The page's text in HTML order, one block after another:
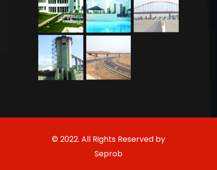
© 2022. All Rights Reserved by
Seprob